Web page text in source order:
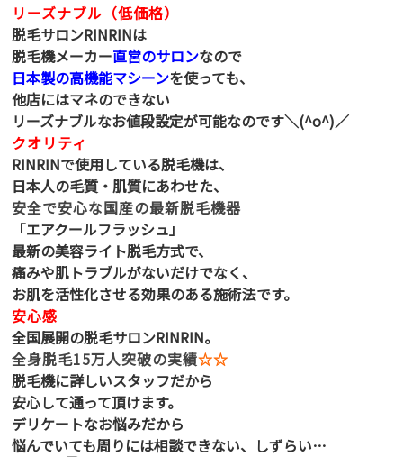
リーズナブル（低価格）
脱毛サロンRINRINは
脱毛機メーカー直営のサロンなので
日本製の高機能マシーンを使っても、
他店にはマネのできない
リーズナブルなお値段設定が可能なのです＼(^o^)／
クオリティ
RINRINで使用している脱毛機は、
日本人の毛質・肌質にあわせた、
安全で安心な国産の最新脱毛機器
「エアクールフラッシュ」
最新の美容ライト脱毛方式で、
痛みや肌トラブルがないだけでなく、
お肌を活性化させる効果のある施術法です。
安心感
全国展開の脱毛サロンRINRIN。
全身脱毛15万人突破の実績☆☆
脱毛機に詳しいスタッフだから
安心して通って頂けます。
デリケートなお悩みだから
悩んでいても周りには相談できない、しずらい…